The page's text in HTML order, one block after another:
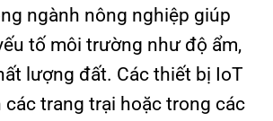
ngành nông nghiệp giúp
tố môi trường như độ ẩm,
lượng đất. Các thiết bị IoT
trang trại hoặc trong các